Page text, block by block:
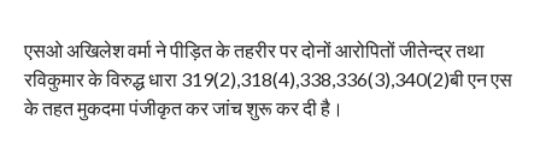
एसओ अखिलेश वर्मा ने पीड़ित के तहरीर पर दोनों आरोपितों जीतेन्द्र तथा
रविकुमार के विरुद्ध धारा 319(2),318(4),338,336(3),340(2)बी एन एस
के तहत मुकदमा पंजीकृत कर जांच शुरू कर दी है।